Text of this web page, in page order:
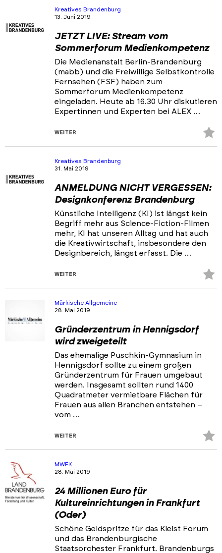
Kreatives Brandenburg
13. Juni 2019
JETZT LIVE: Stream vom
Sommerforum Medienkompetenz
Die Medienanstalt Berlin-Brandenburg
(mabb) und die Freiwillige Selbstkontrolle
Fernsehen (FSF) haben zum
Sommerforum Medienkompetenz
eingeladen. Heute ab 16.30 Uhr diskutieren
Expertinnen und Experten bei ALEX …
WEITER
Kreatives Brandenburg
31. Mai 2019
ANMELDUNG NICHT VERGESSEN:
Designkonferenz Brandenburg
Künstliche Intelligenz (KI) ist längst kein
Begriff mehr aus Science-Fiction-Filmen
mehr, KI hat unseren Alltag und hat auch
die Kreativwirtschaft, insbesondere den
Designbereich, längst erfasst. Die …
WEITER
Märkische Allgemeine
28. Mai 2019
Gründerzentrum in Hennigsdorf
wird zweigeteilt
Das ehemalige Puschkin-Gymnasium in
Hennigsdorf sollte zu einem großen
Gründerzentrum für Frauen umgebaut
werden. Insgesamt sollten rund 1400
Quadratmeter vermietbare Flächen für
Frauen aus allen Branchen entstehen –
vom …
WEITER
MWFK
28. Mai 2019
24 Millionen Euro für
Kultureinrichtungen in Frankfurt
(Oder)
Schöne Geldspritze für das Kleist Forum
und das Brandenburgische
Staatsorchester Frankfurt. Brandenburgs